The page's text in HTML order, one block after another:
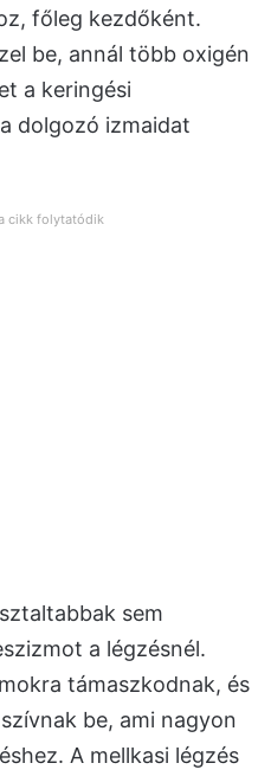
főleg kezdőként.
be, annál több oxigén
a keringési
dolgozó izmaidat
cikk folytatódik
sem
a légzésnél.
támaszkodnak, és
be, ami nagyon
A mellkasi légzés